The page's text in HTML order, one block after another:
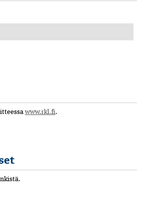
www.rkl.fi.